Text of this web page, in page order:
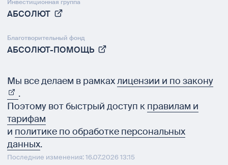
Инвестиционная группа
АБСОЛЮТ
Благотворительный фонд
АБСОЛЮТ-ПОМОЩЬ
Мы все делаем в рамкахлицензии и по закону
.
Поэтому вот быстрый доступ к правилам и
тарифам
и политике по обработке персональных
данных.
Последние изменения: 16.07.2026 13:15